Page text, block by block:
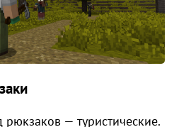
— туристические.